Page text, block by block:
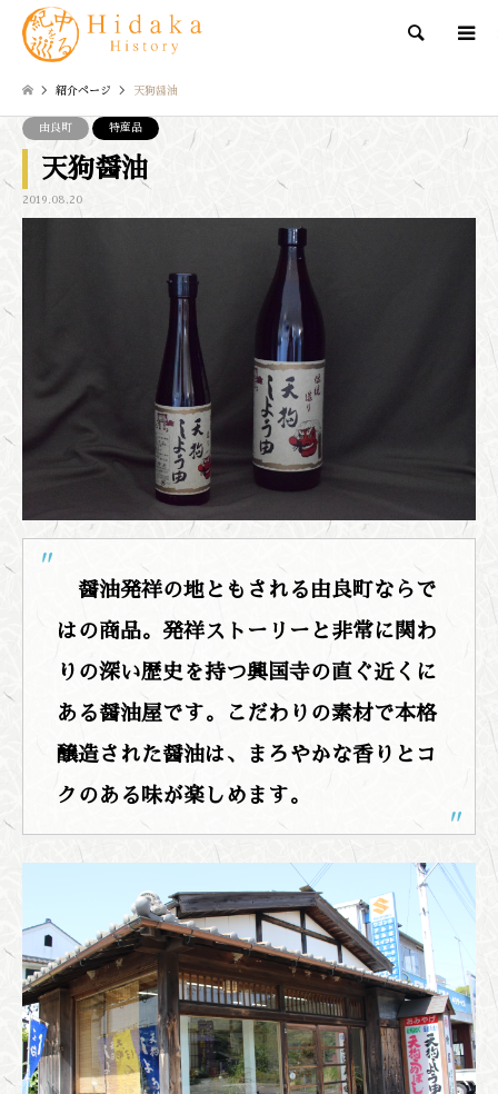
検索
紹介ページ 天狗醤油
由良町 特産品
天狗醤油
2019.08.20
醤油発祥の地ともされる由良町ならで
はの商品。発祥ストーリーと非常に関わ
りの深い歴史を持つ興国寺の直ぐ近くに
ある醤油屋です。こだわりの素材で本格
醸造された醤油は、まろやかな香りとコ
クのある味が楽しめます。